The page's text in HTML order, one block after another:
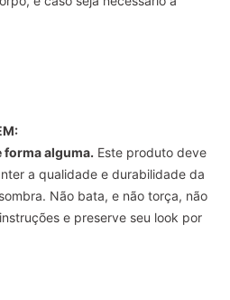
forma alguma. Este produto deve
a qualidade e durabilidade da
Não bata, e não torça, não
e preserve seu look por